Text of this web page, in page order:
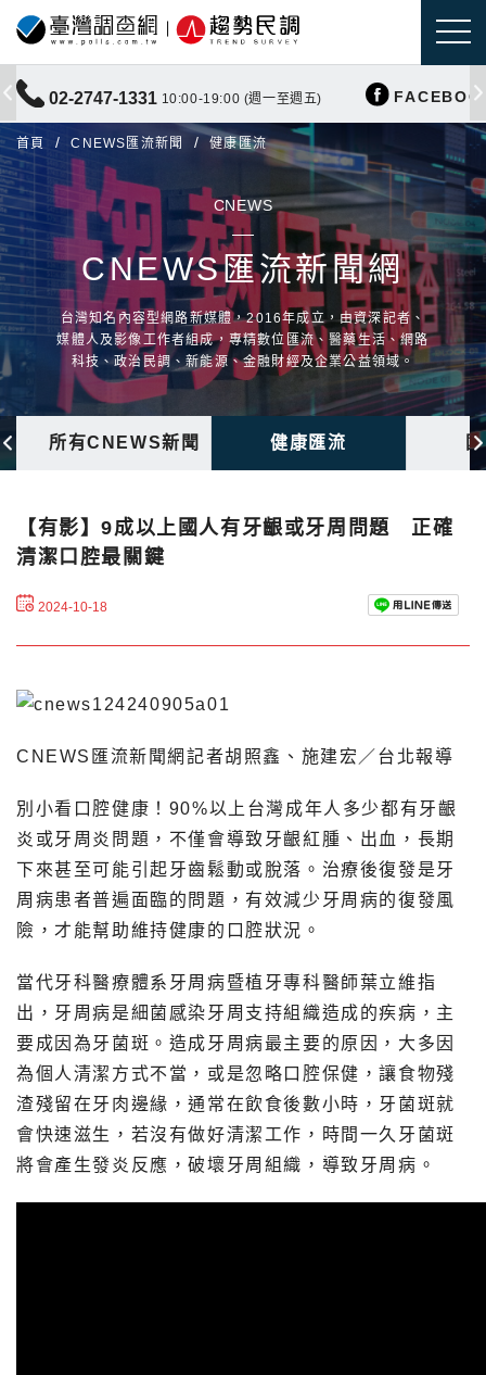
02-2747-1331 10:00-19:00 (週一至週五)
首頁 CNEWS匯流新聞 健康匯流
CNEWS
CNEWS匯流新聞網
台灣知名內容型網路新媒體，2016年成立，由資深記者、
媒體人及影像工作者組成，專精數位匯流、醫藥生活、網路
科技、政治民調、新能源、金融財經及企業公益領域。
所有CNEWS新聞 健康匯流
【有影】9成以上國人有牙齦或牙周問題 正確
清潔口腔最關鍵
2024-10-18
CNEWS匯流新聞網記者胡照鑫、施建宏／台北報導
別小看口腔健康！90%以上台灣成年人多少都有牙齦
炎或牙周炎問題，不僅會導致牙齦紅腫、出血，長期
下來甚至可能引起牙齒鬆動或脫落。治療後復發是牙
周病患者普遍面臨的問題，有效減少牙周病的復發風
險，才能幫助維持健康的口腔狀況。
當代牙科醫療體系牙周病暨植牙專科醫師葉立維指
出，牙周病是細菌感染牙周支持組織造成的疾病，主
要成因為牙菌斑。造成牙周病最主要的原因，大多因
為個人清潔方式不當，或是忽略口腔保健，讓食物殘
渣殘留在牙肉邊緣，通常在飲食後數小時，牙菌斑就
會快速滋生，若沒有做好清潔工作，時間一久牙菌斑
將會產生發炎反應，破壞牙周組織，導致牙周病。